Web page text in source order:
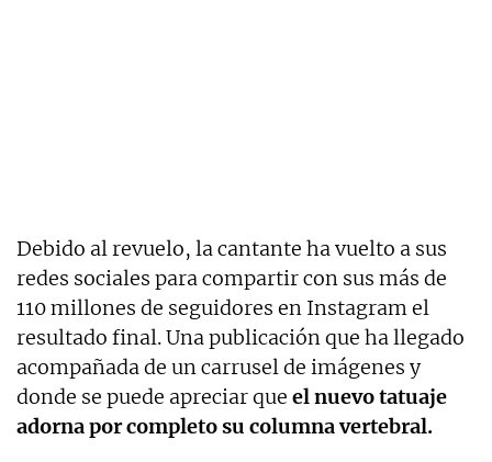
Debido al revuelo, la cantante ha vuelto a sus
redes sociales para compartir con sus más de
110 millones de seguidores en Instagram el
resultado final. Una publicación que ha llegado
acompañada de un carrusel de imágenes y
donde se puede apreciar que el nuevo tatuaje
adorna por completo su columna vertebral.